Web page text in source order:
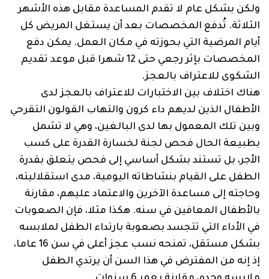
ولكن بشكل عام لا تقدم المساعدة مقابل هذه الأشهر
الثلاثة. تُدفع المخصصات بعد أن يستغل المريض كل
أيام المرضية التي بحوزته في مكان العمل. يمكن دفع
المخصصات بإثر رجعي حتى 12 شهرا قبل موعد تقديم
الشكوى للاعتراف بالعجز.
هناك اختلاف بين الاختبارات للاعتراف بالعجز لدى
الأطفال الذين لديهم داء كرون والتهاب القولون التقرحي
وبين تلك المعمول بها لدى البالغين، وهي لا تشمل
بطبيعة الحال فحص لجنة لخسارة القدرة على كسب
الأجر، بل تستند بشكل أساسي إلى فحص يتعلق بقدرة
الطفل على القيام بنشاطاته اليومية، مدى استقلاليته،
وحاجته إلى مساعدة الآخرين والاعتماد عليهم، مقارنة
بالأطفال المعافين في سنه. هكذا مثلا، فإن الصعوبات
في الأداء التي تتجسد بصعوبة بارتداء الطفل لملابسه
بشكل مستقل، تمنحه نسب عجز أعلى في سن 16 عاما،
إذ إنه من المفترض في هذا السن أن يرتدي الطفل